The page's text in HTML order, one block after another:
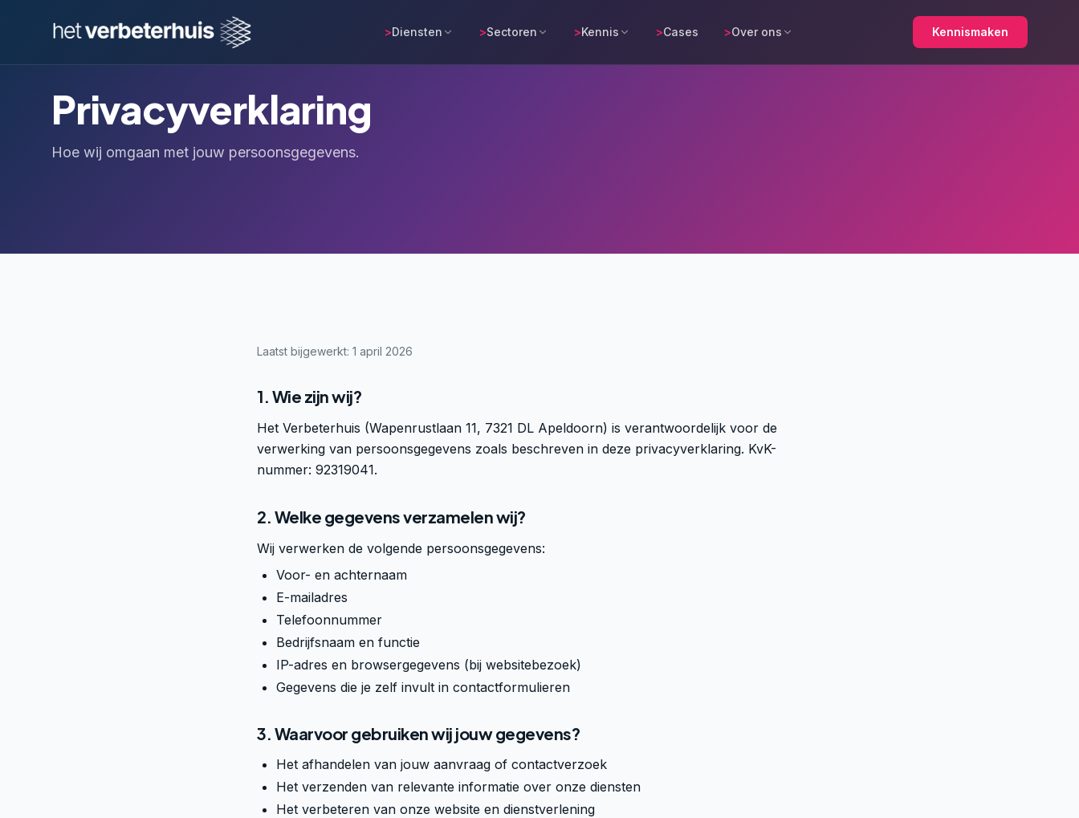
>Diensten >Sectoren >Kennis >Cases >Over ons Kennismaken
Privacyverklaring
Hoe wij omgaan met jouw persoonsgegevens.
Laatst bijgewerkt: 1 april 2026
1. Wie zijn wij?
Het Verbeterhuis (Wapenrustlaan 11, 7321 DL Apeldoorn) is verantwoordelijk voor de
verwerking van persoonsgegevens zoals beschreven in deze privacyverklaring. KvK-
nummer: 92319041.
2. Welke gegevens verzamelen wij?
Wij verwerken de volgende persoonsgegevens:
Voor- en achternaam
E-mailadres
Telefoonnummer
Bedrijfsnaam en functie
IP-adres en browsergegevens (bij websitebezoek)
Gegevens die je zelf invult in contactformulieren
3. Waarvoor gebruiken wij jouw gegevens?
Het afhandelen van jouw aanvraag of contactverzoek
Het verzenden van relevante informatie over onze diensten
Het verbeteren van onze website en dienstverlening